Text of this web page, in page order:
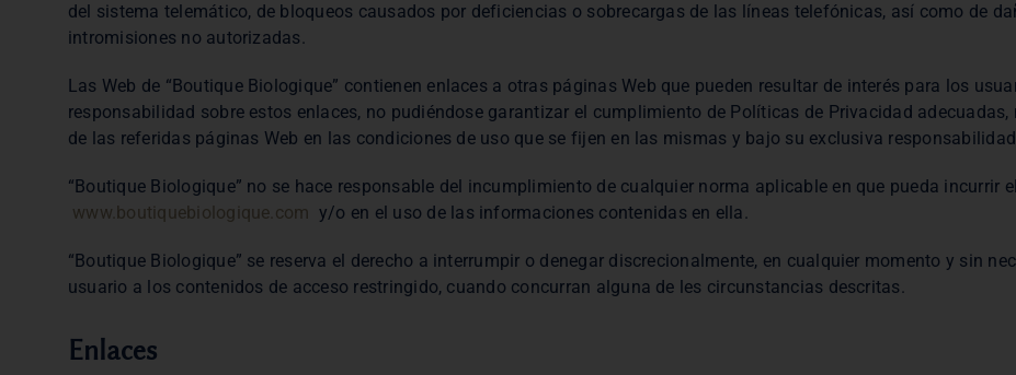
del sistema telemático, de bloqueos causados por deficiencias o sobrecargas de las líneas telefónicas, así como de
intromisiones no autorizadas.
Las Web de “Boutique Biologique” contienen enlaces a otras páginas Web que pueden resultar de interés para los
responsabilidad sobre estos enlaces, no pudiéndose garantizar el cumplimiento de Políticas de Privacidad
de las referidas páginas Web en las condiciones de uso que se fijen en las mismas y bajo su exclusiva
“Boutique Biologique” no se hace responsable del incumplimiento de cualquier norma aplicable en que pueda incurrir
www.boutiquebiologique.com y/o en el uso de las informaciones contenidas en ella.
“Boutique Biologique” se reserva el derecho a interrumpir o denegar discrecionalmente, en cualquier momento y sin
usuario a los contenidos de acceso restringido, cuando concurran alguna de les circunstancias descritas.
Enlaces